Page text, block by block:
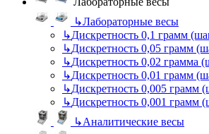
↳Лабораторные весы
↳Дискретность 0,1 грамм
↳Дискретность 0,05 грамм
↳Дискретность 0,02 грамма
↳Дискретность 0,01 грамм
↳Дискретность 0,005 грамм
↳Дискретность 0,001 грамм
↳Аналитические весы